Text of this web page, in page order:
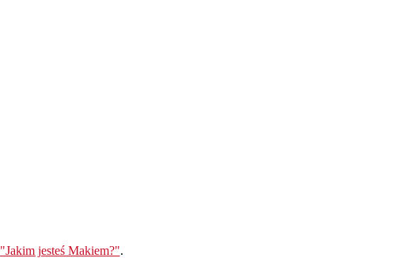
"Jakim jesteś Makiem?".